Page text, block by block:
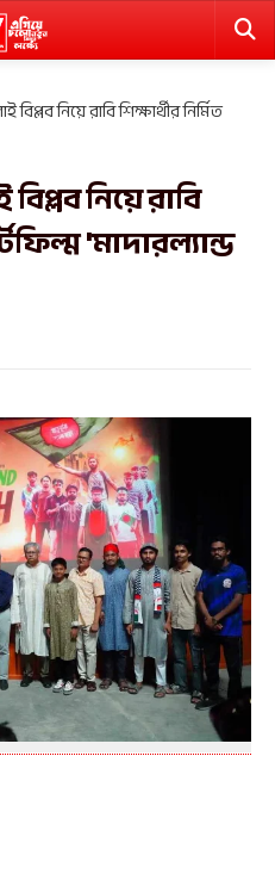
নিয়ে রাবি শিক্ষার্থীর নির্মিত
নিয়ে রাবি
'মাদারল্যান্ড